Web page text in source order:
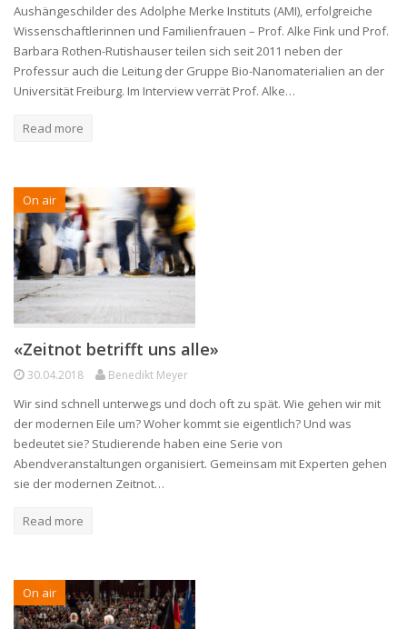
Aushängeschilder des Adolphe Merke Instituts (AMI), erfolgreiche
Wissenschaftlerinnen und Familienfrauen – Prof. Alke Fink und Prof.
Barbara Rothen-Rutishauser teilen sich seit 2011 neben der
Professur auch die Leitung der Gruppe Bio-Nanomaterialien an der
Universität Freiburg. Im Interview verrät Prof. Alke…
Read more
On air
«Zeitnot betrifft uns alle»
30.04.2018 Benedikt Meyer
Wir sind schnell unterwegs und doch oft zu spät. Wie gehen wir mit
der modernen Eile um? Woher kommt sie eigentlich? Und was
bedeutet sie? Studierende haben eine Serie von
Abendveranstaltungen organisiert. Gemeinsam mit Experten gehen
sie der modernen Zeitnot…
Read more
On air